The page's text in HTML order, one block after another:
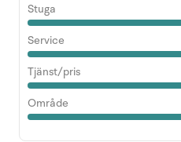
Stuga
Service
Tjänst/pris
Område